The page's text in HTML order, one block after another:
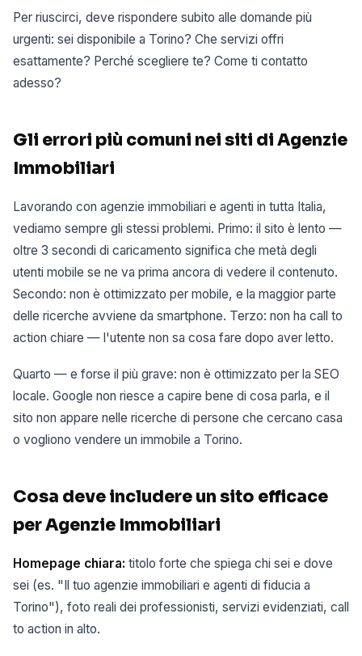
Per riuscirci, deve rispondere subito alle domande più
urgenti: sei disponibile a Torino? Che servizi offri
esattamente? Perché scegliere te? Come ti contatto
adesso?
Gli errori più comuni nei siti di Agenzie
Immobiliari
Lavorando con agenzie immobiliari e agenti in tutta Italia,
vediamo sempre gli stessi problemi. Primo: il sito è lento —
oltre 3 secondi di caricamento significa che metà degli
utenti mobile se ne va prima ancora di vedere il contenuto.
Secondo: non è ottimizzato per mobile, e la maggior parte
delle ricerche avviene da smartphone. Terzo: non ha call to
action chiare — l'utente non sa cosa fare dopo aver letto.
Quarto — e forse il più grave: non è ottimizzato per la SEO
locale. Google non riesce a capire bene di cosa parla, e il
sito non appare nelle ricerche di persone che cercano casa
o vogliono vendere un immobile a Torino.
Cosa deve includere un sito efficace
per Agenzie Immobiliari
Homepage chiara: titolo forte che spiega chi sei e dove
sei (es. "Il tuo agenzie immobiliari e agenti di fiducia a
Torino"), foto reali dei professionisti, servizi evidenziati, call
to action in alto.